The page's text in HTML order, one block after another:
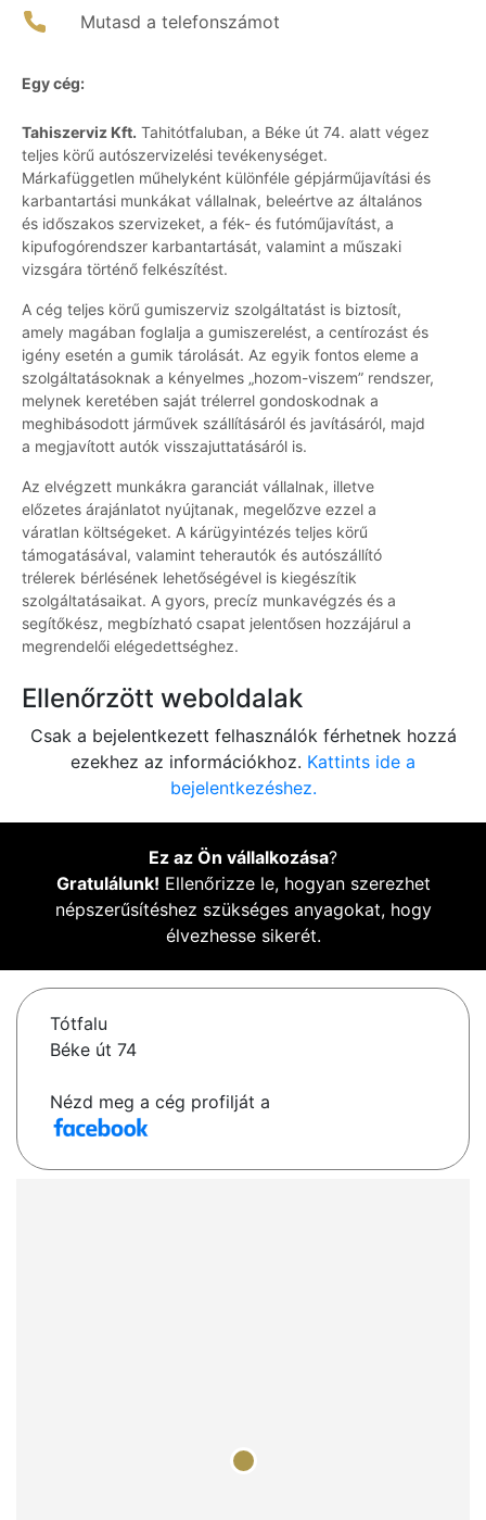
Mutasd a telefonszámot
Egy cég:
Tahiszerviz Kft. Tahitótfaluban, a Béke út 74. alatt végez
teljes körű autószervizelési tevékenységet.
Márkafüggetlen műhelyként különféle gépjárműjavítási és
karbantartási munkákat vállalnak, beleértve az általános
és időszakos szervizeket, a fék- és futóműjavítást, a
kipufogórendszer karbantartását, valamint a műszaki
vizsgára történő felkészítést.
A cég teljes körű gumiszerviz szolgáltatást is biztosít,
amely magában foglalja a gumiszerelést, a centírozást és
igény esetén a gumik tárolását. Az egyik fontos eleme a
szolgáltatásoknak a kényelmes „hozom-viszem” rendszer,
melynek keretében saját trélerrel gondoskodnak a
meghibásodott járművek szállításáról és javításáról, majd
a megjavított autók visszajuttatásáról is.
Az elvégzett munkákra garanciát vállalnak, illetve
előzetes árajánlatot nyújtanak, megelőzve ezzel a
váratlan költségeket. A kárügyintézés teljes körű
támogatásával, valamint teherautók és autószállító
trélerek bérlésének lehetőségével is kiegészítik
szolgáltatásaikat. A gyors, precíz munkavégzés és a
segítőkész, megbízható csapat jelentősen hozzájárul a
megrendelői elégedettséghez.
Ellenőrzött weboldalak
Csak a bejelentkezett felhasználók férhetnek hozzá
ezekhez az információkhoz. Kattints ide a
bejelentkezéshez.
Ez az Ön vállalkozása?
Gratulálunk! Ellenőrizze le, hogyan szerezhet
népszerűsítéshez szükséges anyagokat, hogy
élvezhesse sikerét.
Tótfalu
Béke út 74
Nézd meg a cég profilját a